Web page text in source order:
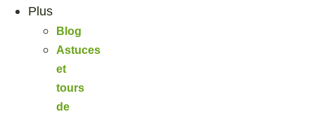
Plus
Blog
Astuces
et
tours
de